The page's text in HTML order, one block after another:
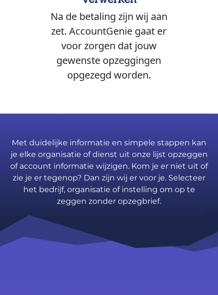
Na de betaling zijn wij aan
zet. AccountGenie gaat er
voor zorgen dat jouw
gewenste opzeggingen
opgezegd worden.
Met duidelijke informatie en simpele stappen kan
je elke organisatie of dienst uit onze lijst opzeggen
of account informatie wijzigen. Kom je er niet uit of
zie je er tegenop? Dan zijn wij er voor je. Selecteer
het bedrijf, organisatie of instelling om op te
zeggen zonder opzegbrief.